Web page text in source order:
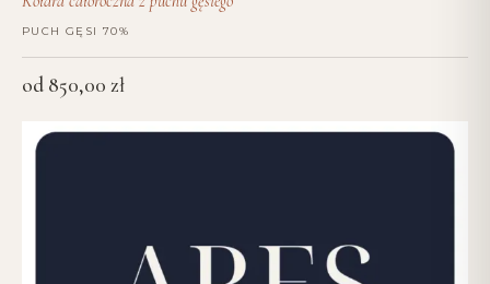
PUCH GĘSI 70%
od 850,00 zł